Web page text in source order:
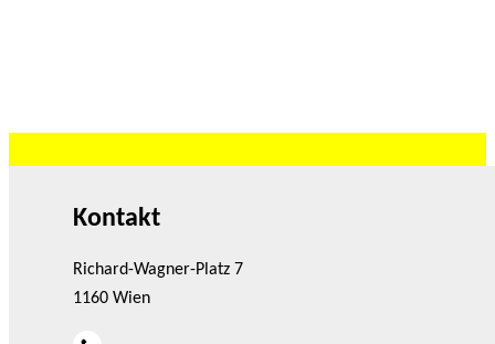
Kontakt
Richard-Wagner-Platz 7
1160 Wien